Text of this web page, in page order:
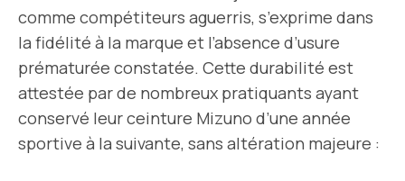
comme compétiteurs aguerris, s’exprime dans
la fidélité à la marque et l’absence d’usure
prématurée constatée. Cette durabilité est
attestée par de nombreux pratiquants ayant
conservé leur ceinture Mizuno d’une année
sportive à la suivante, sans altération majeure :